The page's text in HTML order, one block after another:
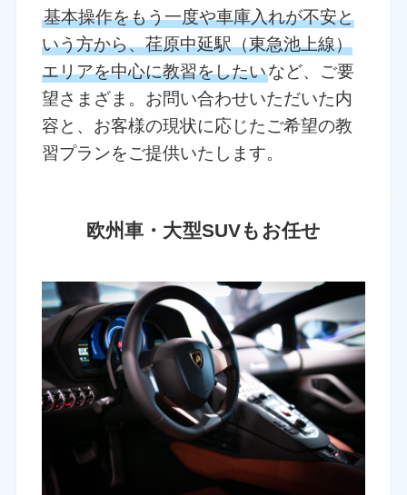
基本操作をもう一度や車庫入れが不安と
いう方から、荏原中延駅（東急池上線）
エリアを中心に教習をしたいなど、ご要
望さまざま。お問い合わせいただいた内
容と、お客様の現状に応じたご希望の教
習プランをご提供いたします。
欧州車・大型SUVもお任せ